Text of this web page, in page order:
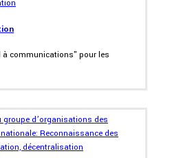
communications" pour les